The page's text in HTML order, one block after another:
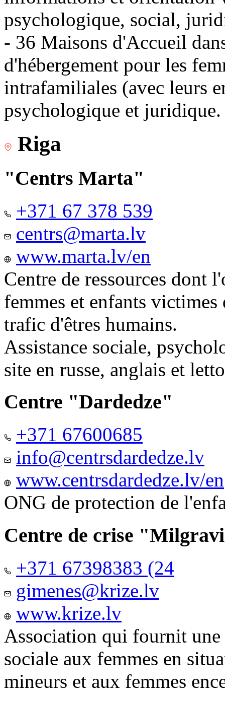
psychologique, social,
- 36 Maisons d'Accueil
d'hébergement pour les
intrafamiliales (avec leurs
psychologique et juridique.
Riga
"Centrs Marta"
+371 67 378 539
centrs@marta.lv
www.marta.lv/en
Centre de ressources dont
femmes et enfants
trafic d'êtres humains.
Assistance sociale,
site en russe, anglais et
Centre "Dardedze"
+371 67600685
info@centrsdardedze.lv
www.centrsdardedze.lv/en
ONG de protection de
Centre de crise
+371 67398383 (24
gimenes@krize.lv
www.krize.lv
Association qui fournit une
sociale aux femmes en
mineurs et aux femmes